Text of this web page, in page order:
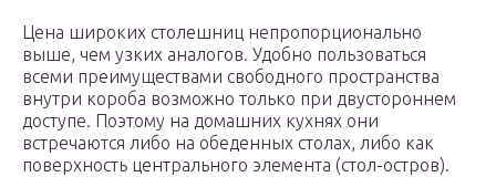
Цена широких столешниц непропорционально
выше, чем узких аналогов. Удобно пользоваться
всеми преимуществами свободного пространства
внутри короба возможно только при двустороннем
доступе. Поэтому на домашних кухнях они
встречаются либо на обеденных столах, либо как
поверхность центрального элемента (стол-остров).